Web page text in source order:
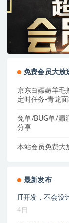
免费会员大放
京东白嫖薅羊毛
定时任务-青龙
免单/BUG单/漏
分享
本站会员免费大
最新发布
IT开发，不会设
4日